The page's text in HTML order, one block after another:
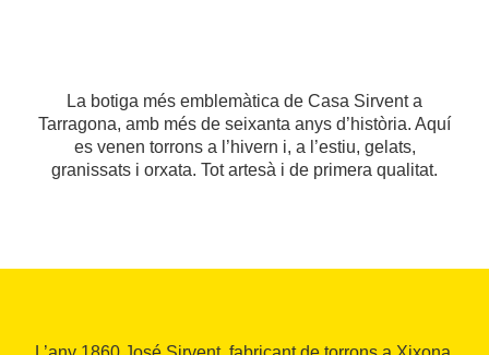
La botiga més emblemàtica de Casa Sirvent a
Tarragona, amb més de seixanta anys d’història. Aquí
es venen torrons a l’hivern i, a l’estiu, gelats,
granissats i orxata. Tot artesà i de primera qualitat.